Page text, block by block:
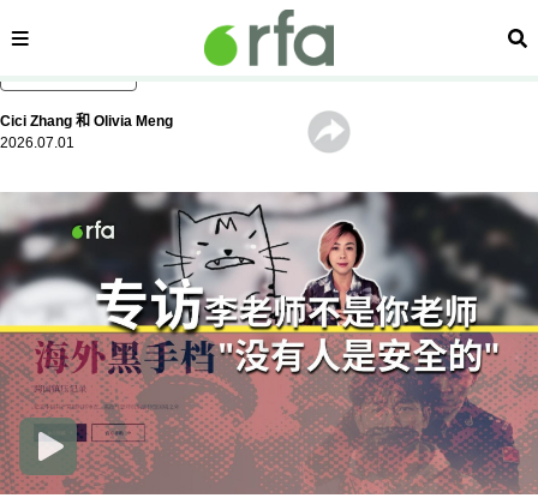
内容分类 搜
Cici Zhang 和 Olivia Meng
2026.07.01